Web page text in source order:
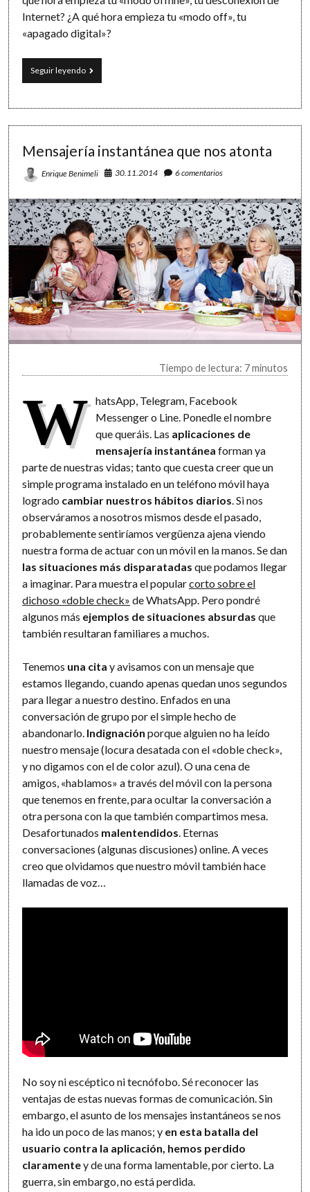
Internet? ¿A qué hora empieza tu «modo off», tu
«apagado digital»?
Seguir leyendoTareas
ON/OFF:
poder
contextos
en
una
Mensajería instantánea que nos atonta
Enrique Benimeli 30.11.2014 6 comentarios
Tiempo de lectura: 7 minutos
W hatsApp, Telegram, Facebook
Messenger o Line. Ponedle el nombre
que queráis. Las aplicaciones de
mensajería instantánea forman ya
parte de nuestras vidas; tanto que cuesta creer que un
simple programa instalado en un teléfono móvil haya
logrado cambiar nuestros hábitos diarios. Si nos
observáramos a nosotros mismos desde el pasado,
probablemente sentiríamos vergüenza ajena viendo
nuestra forma de actuar con un móvil en la manos. Se dan
las situaciones más disparatadas que podamos llegar
a imaginar. Para muestra el popularcorto sobre el
dichoso «doble check» de WhatsApp. Pero pondré
algunos más ejemplos de situaciones absurdas que
también resultaran familiares a muchos.
Tenemos una cita y avisamos con un mensaje que
estamos llegando, cuando apenas quedan unos segundos
para llegar a nuestro destino. Enfados en una
conversación de grupo por el simple hecho de
abandonarlo. Indignación porque alguien no ha leído
nuestro mensaje (locura desatada con el «doble check»,
y no digamos con el de color azul). O una cena de
amigos, «hablamos» a través del móvil con la persona
que tenemos en frente, para ocultar la conversación a
otra persona con la que también compartimos mesa.
Desafortunados malentendidos. Eternas
conversaciones (algunas discusiones) online. A veces
creo que olvidamos que nuestro móvil también hace
llamadas de voz…
No soy ni escéptico ni tecnófobo. Sé reconocer las
ventajas de estas nuevas formas de comunicación. Sin
embargo, el asunto de los mensajes instantáneos se nos
ha ido un poco de las manos; y en esta batalla del
usuario contra la aplicación, hemos perdido
claramentey de una forma lamentable, por cierto. La
guerra, sin embargo, no está perdida.